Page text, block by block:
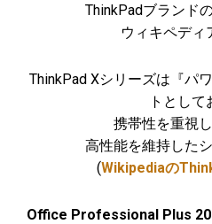
ThinkPadブランド
ウィキペディ
ThinkPad Xシリーズは『パ
トとして
携帯性を重視
高性能を維持した
(Wikipediaの
Office Professional Plus